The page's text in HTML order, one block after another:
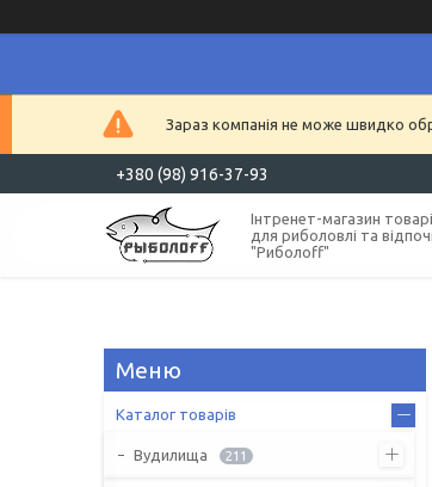
Зараз компанія не може швидко
+380 (98) 916-37-93
Інтренет-магазин
для риболовлі та
"Риболоff"
Каталог товарів
Вудилища 211